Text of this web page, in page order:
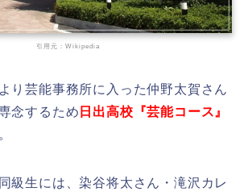
引用元：Wikipedia
り芸能事務所に入った仲野太賀さん
念するため 日出高校『芸能コース』
級生には、染谷将太さん・滝沢カレ